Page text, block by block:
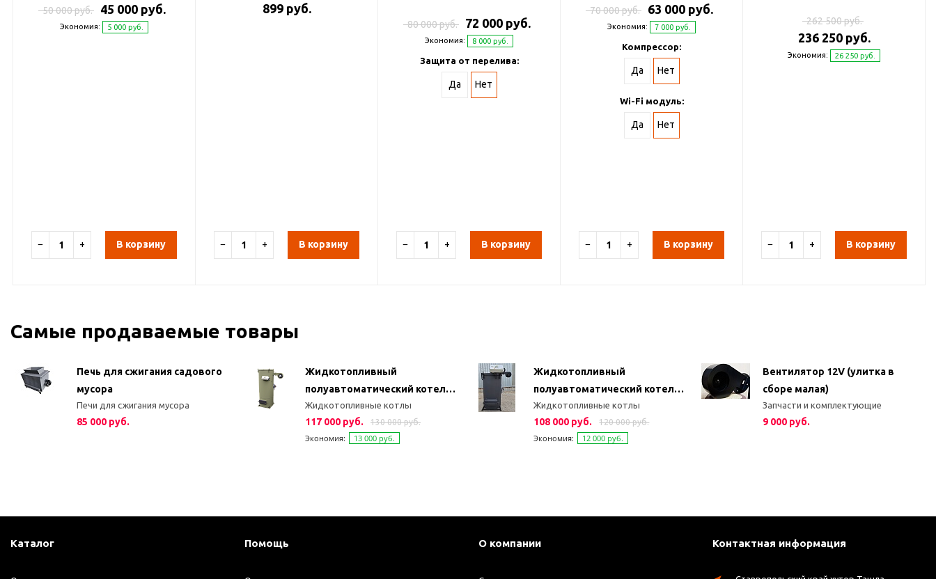
50 000 руб. 45 000 руб.
Экономия: 5 000 руб.
− + В корзину
899 руб.
− + В корзину
80 000 руб. 72 000 руб.
Экономия: 8 000 руб.
Защита от перелива:
Да Нет
− + В корзину
70 000 руб. 63 000 руб.
Экономия: 7 000 руб.
Компрессор:
Да Нет
Wi-Fi модуль:
Да Нет
− + В корзину
262 500 руб.
236 250 руб.
Экономия: 26 250 руб.
− + В корзину
Самые продаваемые товары
Печь для сжигания садового
мусора
Печи для сжигания мусора
85 000 руб.
Жидкотопливный
полуавтоматический котел
КДО 5 (80 кВт)
Жидкотопливные котлы
117 000 руб. 130 000 руб.
Экономия: 13 000 руб.
Жидкотопливный
полуавтоматический котел
КДО 4 (50 кВт)
Жидкотопливные котлы
108 000 руб. 120 000 руб.
Экономия: 12 000 руб.
Вентилятор 12V (улитка в
сборе малая)
Запчасти и комплектующие
9 000 руб.
Каталог Помощь О компании Контактная информация